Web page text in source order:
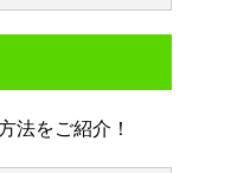
法をご紹介！